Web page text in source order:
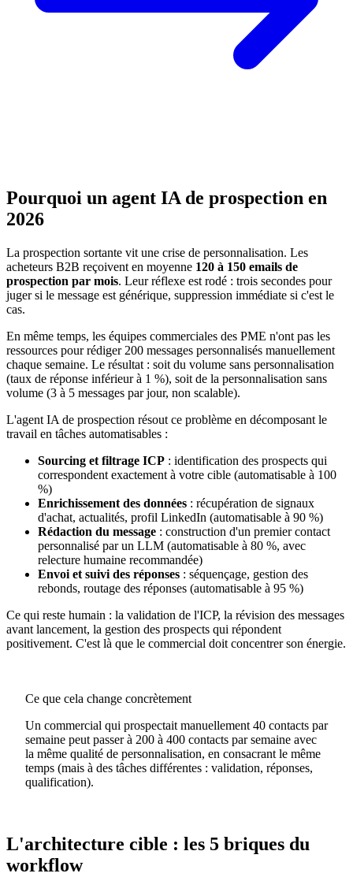
Pourquoi un agent IA de prospection en
2026
La prospection sortante vit une crise de personnalisation. Les
acheteurs B2B reçoivent en moyenne 120 à 150 emails de
prospection par mois. Leur réflexe est rodé : trois secondes pour
juger si le message est générique, suppression immédiate si c'est le
cas.
En même temps, les équipes commerciales des PME n'ont pas les
ressources pour rédiger 200 messages personnalisés manuellement
chaque semaine. Le résultat : soit du volume sans personnalisation
(taux de réponse inférieur à 1 %), soit de la personnalisation sans
volume (3 à 5 messages par jour, non scalable).
L'agent IA de prospection résout ce problème en décomposant le
travail en tâches automatisables :
Sourcing et filtrage ICP : identification des prospects qui
correspondent exactement à votre cible (automatisable à 100
%)
Enrichissement des données : récupération de signaux
d'achat, actualités, profil LinkedIn (automatisable à 90 %)
Rédaction du message : construction d'un premier contact
personnalisé par un LLM (automatisable à 80 %, avec
relecture humaine recommandée)
Envoi et suivi des réponses : séquençage, gestion des
rebonds, routage des réponses (automatisable à 95 %)
Ce qui reste humain : la validation de l'ICP, la révision des messages
avant lancement, la gestion des prospects qui répondent
positivement. C'est là que le commercial doit concentrer son énergie.
Ce que cela change concrètement
Un commercial qui prospectait manuellement 40 contacts par
semaine peut passer à 200 à 400 contacts par semaine avec
la même qualité de personnalisation, en consacrant le même
temps (mais à des tâches différentes : validation, réponses,
qualification).
L'architecture cible : les 5 briques du
workflow